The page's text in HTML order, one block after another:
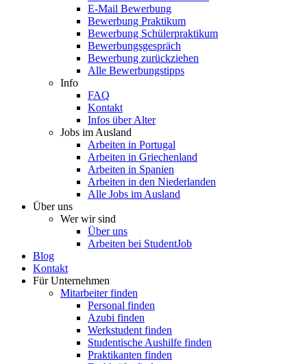
E-Mail Bewerbung
Bewerbung Praktikum
Bewerbung Schülerpraktikum
Bewerbungsgespräch
Bewerbung zurückziehen
Alle Bewerbungstipps
Info
FAQ
Kontakt
Infos über Alter
Jobs im Ausland
Arbeiten in Portugal
Arbeiten in Griechenland
Arbeiten in Spanien
Arbeiten in den Niederlanden
Alle Jobs im Ausland
Über uns
Wer wir sind
Über uns
Arbeiten bei StudentJob
Blog
Kontakt
Für Unternehmen
Mitarbeiter finden
Personal finden
Azubi finden
Werkstudent finden
Studentische Aushilfe finden
Praktikanten finden